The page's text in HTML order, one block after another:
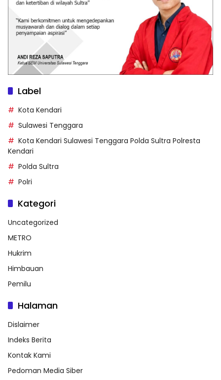
Label
Kota Kendari
Sulawesi Tenggara
Kota Kendari Sulawesi Tenggara Polda Sultra Polresta
Kendari
Polda Sultra
Polri
Kategori
Uncategorized
METRO
Hukrim
Himbauan
Pemilu
Halaman
Dislaimer
Indeks Berita
Kontak Kami
Pedoman Media Siber